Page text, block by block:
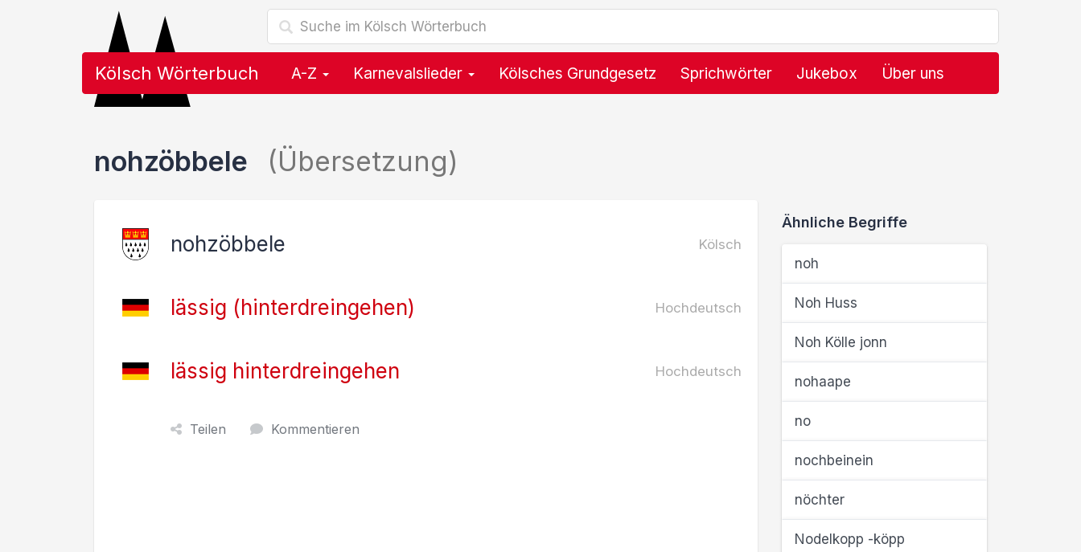
Kölsch Wörterbuch A-Z Karnevalslieder Kölsches Grundgesetz Sprichwörter Jukebox Über uns
nohzöbbele (Übersetzung)
nohzöbbele Kölsch
lässig (hinterdreingehen) Hochdeutsch
lässig hinterdreingehen Hochdeutsch
Teilen Kommentieren
Ähnliche Begriffe
noh
Noh Huss
Noh Kölle jonn
nohaape
no
nochbeinein
nöchter
Nodelkopp -köpp